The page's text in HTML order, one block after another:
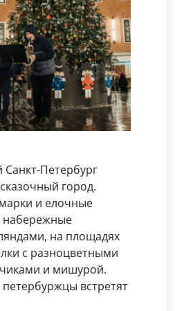
Петербург
город.
и елочные
набережные
на площадях
с разноцветными
и мишурой.
встретят